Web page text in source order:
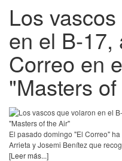
Los
en el B-17,
Correo en
"Masters
El pasado domingo "El Correo"
Arrieta y Josemi Benítez que
[Leer más...]